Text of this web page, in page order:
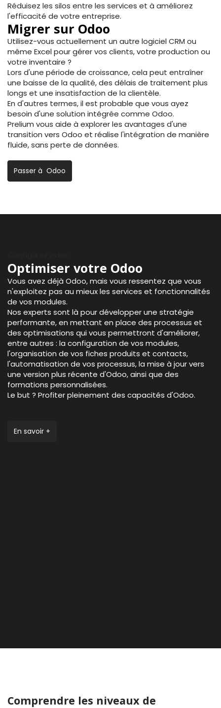
Réduisez les silos entre les services et à améliorez
l'efficacité de votre entreprise.
Migrer sur Odoo
Utilisez-vous actuellement un autre logiciel CRM ou
même Excel pour gérer vos clients, votre production ou
votre inventaire ?
Lors d'une période de croissance, cela peut entraîner
une baisse de la qualité, des délais de traitement plus
longs et une insatisfaction de la clientèle.
En d'autres termes, il est probable que vous ayez
besoin d'une solution intégrée comme Odoo.
Prelium vous aide à explorer les avantages d'une
transition vers Odoo et réalise l'intégration de manière
fluide, sans perte de données.
Passer à Odoo
Optimiser votre Odoo
Vous avez déjà Odoo, mais vous ressentez que vous
n'exploitez pas au mieux les services et fonctionnalités
de vos modules.
Nos experts sont là pour développer une stratégie
performante, en mettant en place des processus et
des optimisations qui vous permettront d'améliorer,
entre autres : la configuration de vos modules,
l'organisation de vos fiches produits et contacts,
l'automatisation de vos processus, la mise à jour vers
une version plus récente d'Odoo, ainsi que des
formations personnalisées.
Le but ? Profiter pleinement des capacités d'Odoo.
En savoir +
Comprendre les niveaux de